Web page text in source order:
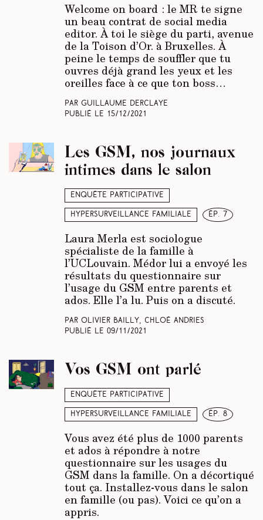
Welcome on board : le MR te signe
un beau contrat de social media
editor. À toi le siège du parti, avenue
de la Toison d’Or. à Bruxelles. À
peine le temps de souffler que tu
ouvres déjà grand les yeux et les
oreilles face à ce que ton boss…
Par Guillaume Derclaye
Publié le 15/12/2021
Enquête participative
Hypersurveillance familiale ép. 7
Les GSM, nos journaux
intimes dans le salon
Laura Merla est sociologue
spécialiste de la famille à
l’UCLouvain. Médor lui a envoyé les
résultats du questionnaire sur
l’usage du GSM entre parents et
ados. Elle l’a lu. Puis on a discuté.
Par Olivier Bailly, Chloé Andries
Publié le 09/11/2021
Enquête participative
Hypersurveillance familiale ép. 8
Vos GSM ont parlé
Vous avez été plus de 1000 parents
et ados à répondre à notre
questionnaire sur les usages du
GSM dans la famille. On a décortiqué
tout ça. Installez-vous dans le salon
en famille (ou pas). Voici ce qu’on a
appris.